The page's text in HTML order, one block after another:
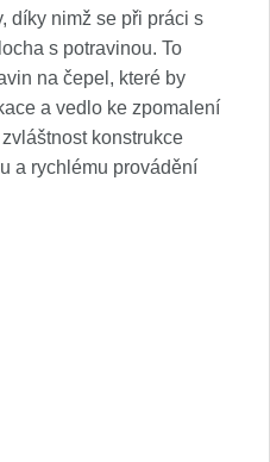
1
díky nimž se při práci s
s potravinou. To
na čepel, které by
a vedlo ke zpomalení
konstrukce
a rychlému provádění